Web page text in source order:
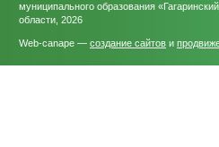
муниципального образования
области, 2026
Web-canape — создание сайтов и